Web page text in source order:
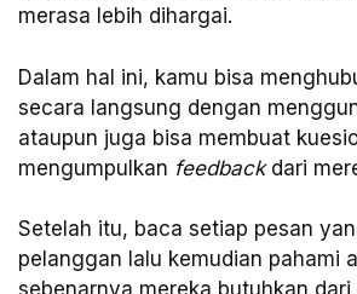
merasa lebih dihargai.
Dalam hal ini, kamu bisa
secara langsung dengan
ataupun juga bisa membuat
mengumpulkan feedbackdari
Setelah itu, baca setiap pesan
pelanggan lalu kemudian pahami